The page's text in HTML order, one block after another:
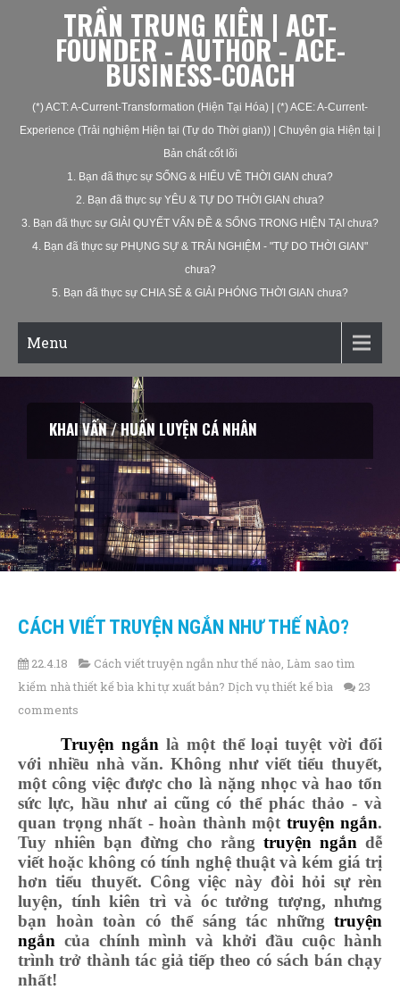
TRẦN TRUNG KIÊN | ACT-
FOUNDER - AUTHOR - ACE-
BUSINESS-COACH
(*) ACT: A-Current-Transformation (Hiện Tại Hóa) | (*) ACE: A-Current-
Experience (Trải nghiệm Hiện tại (Tự do Thời gian)) | Chuyên gia Hiện tại |
Bản chất cốt lõi
1. Bạn đã thực sự SỐNG & HIỂU VỀ THỜI GIAN chưa?
2. Bạn đã thực sự YÊU & TỰ DO THỜI GIAN chưa?
3. Bạn đã thực sự GIẢI QUYẾT VẤN ĐỀ & SỐNG TRONG HIỆN TẠI chưa?
4. Bạn đã thực sự PHỤNG SỰ & TRẢI NGHIỆM - "TỰ DO THỜI GIAN"
chưa?
5. Bạn đã thực sự CHIA SẺ & GIẢI PHÓNG THỜI GIAN chưa?
Menu
KHAI VẤN / HUẤN LUYỆN CÁ NHÂN
CÁCH VIẾT TRUYỆN NGẮN NHƯ THẾ NÀO?
22.4.18 Cách viết truyện ngắn như thế nào, Làm sao tìm
kiếm nhà thiết kế bìa khi tự xuất bản? Dịch vụ thiết kế bìa
23
comments
Truyện ngắn là một thể loại tuyệt vời đối
với nhiều nhà văn. Không như viết tiểu thuyết,
một công việc được cho là nặng nhọc và hao tổn
sức lực, hầu như ai cũng có thể phác thảo - và
quan trọng nhất - hoàn thành một truyện ngắn.
Tuy nhiên bạn đừng cho rằng truyện ngắn dễ
viết hoặc không có tính nghệ thuật và kém giá trị
hơn tiểu thuyết. Công việc này đòi hỏi sự rèn
luyện, tính kiên trì và óc tưởng tượng, nhưng
bạn hoàn toàn có thể sáng tác những truyện
ngắn của chính mình và khởi đầu cuộc hành
trình trở thành tác giả tiếp theo có sách bán chạy
nhất!